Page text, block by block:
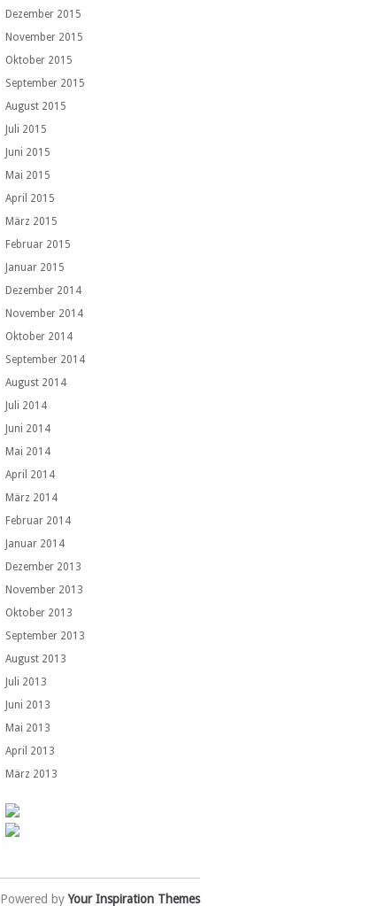
Dezember 2015
November 2015
Oktober 2015
September 2015
August 2015
Juli 2015
Juni 2015
Mai 2015
April 2015
März 2015
Februar 2015
Januar 2015
Dezember 2014
November 2014
Oktober 2014
September 2014
August 2014
Juli 2014
Juni 2014
Mai 2014
April 2014
März 2014
Februar 2014
Januar 2014
Dezember 2013
November 2013
Oktober 2013
September 2013
August 2013
Juli 2013
Juni 2013
Mai 2013
April 2013
März 2013
Powered byYour Inspiration Themes